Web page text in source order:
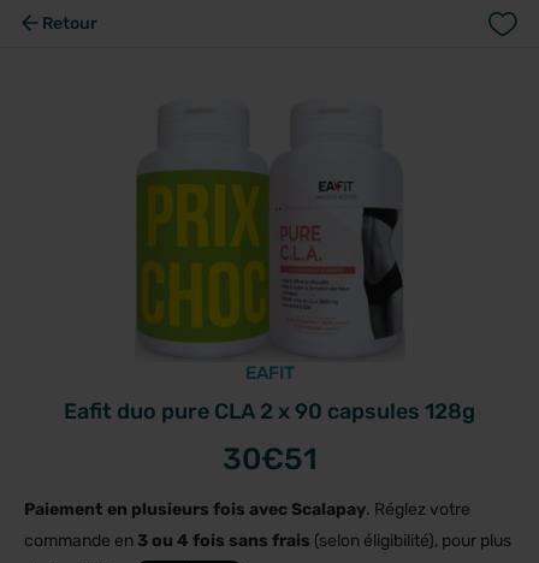
Retour
EAFIT
Eafit duo pure CLA 2 x 90 capsules 128g
30€51
Paiement en plusieurs fois avec Scalapay. Réglez votre
commande en 3 ou 4 fois sans frais (selon éligibilité), pour plus